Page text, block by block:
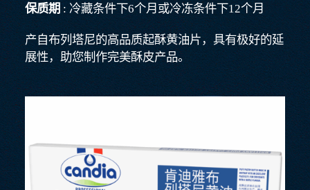
保质期 : 冷藏条件下6个月或冷冻条件下12个月
产自布列塔尼的高品质起酥黄油片，具有极好的延
展性，助您制作完美酥皮产品。